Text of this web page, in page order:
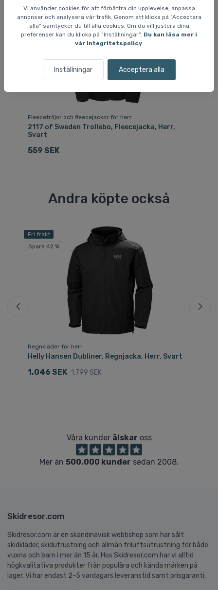
Vi använder cookies för att förbättra din upplevelse, anpassa
annonser och analysera vår trafik. Genom att klicka på ”Acceptera
alla” samtycker du till alla cookies. Om du vill justera dina
preferenser kan du klicka på ”Inställningar”. Du kan läsa mer i
vår integritetspolicy.
Inställningar Acceptera alla
Fleecetröjor och fleecejackor för herr
2117 of Sweden Trollebo, Fleecejacka, Herr,
Svart
559 SEK
Andra köpte också
Fri frakt
Spara 42 %
Regnkläder för herr
Helly Hansen Dubliner, Regnjacka, Herr, Svart
1.046 SEK 1.799 SEK
Våra kunder älskar oss
Mer än 500.000 kunder sedan 2008.
Skidresor.com
Skidresor.com är en skandinavisk webbshop som har sålt
skidkläder, skidutrustning och allmän friluftsutrustning för både
vuxna och barn i mer än 15 år. Hos Skidresor.com har vi alltid
högkvalitativa produkter från populära och kända märken på
lager. Vi har endast 2-5 vardagars leveranstid samt prisgaranti.